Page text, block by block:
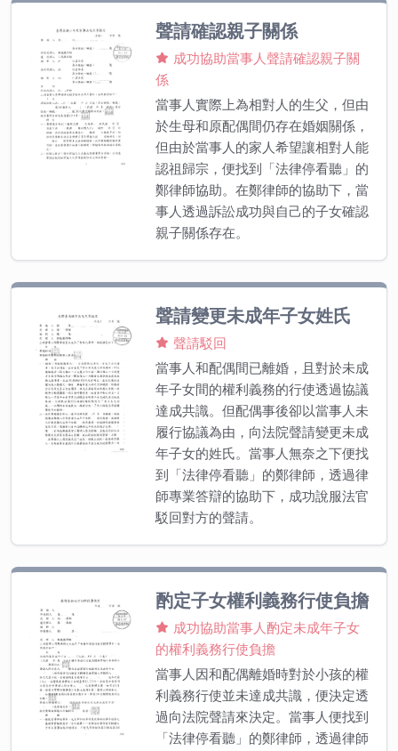
聲請確認親子關係
成功協助當事人聲請確認親子關
係
當事人實際上為相對人的生父，但由
於生母和原配偶間仍存在婚姻關係，
但由於當事人的家人希望讓相對人能
認祖歸宗，便找到「法律停看聽」的
鄭律師協助。在鄭律師的協助下，當
事人透過訴訟成功與自己的子女確認
親子關係存在。
聲請變更未成年子女姓氏
聲請駁回
當事人和配偶間已離婚，且對於未成
年子女間的權利義務的行使透過協議
達成共識。但配偶事後卻以當事人未
履行協議為由，向法院聲請變更未成
年子女的姓氏。當事人無奈之下便找
到「法律停看聽」的鄭律師，透過律
師專業答辯的協助下，成功說服法官
駁回對方的聲請。
酌定子女權利義務行使負擔
成功協助當事人酌定未成年子女
的權利義務行使負擔
當事人因和配偶離婚時對於小孩的權
利義務行使並未達成共識，便決定透
過向法院聲請來決定。當事人便找到
「法律停看聽」的鄭律師，透過律師